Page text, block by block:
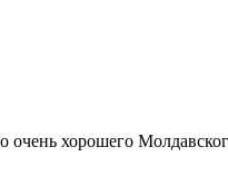
очень хорошего